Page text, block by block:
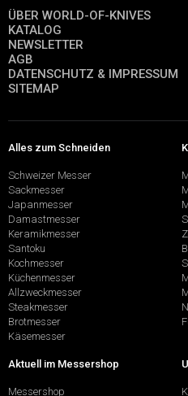
ÜBER WORLD-OF-KNIVES
KATALOG
NEWSLETTER
AGB
DATENSCHUTZ & IMPRESSUM
SITEMAP
Alles zum Schneiden
Schweizer Messer
Sackmesser
Japanmesser
Damastmesser
Keramikmesser
Santoku
Kochmesser
Küchenmesser
Allzweckmesser
Steakmesser
Brotmesser
Käsemesser
Aktuell im Messershop
Messershop